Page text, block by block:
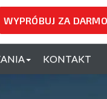
WYPRÓBUJ ZA DARMO
KONTAKT